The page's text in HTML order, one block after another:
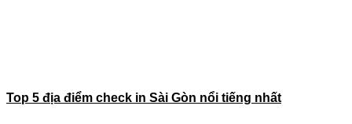
Top 5 địa điểm check in Sài Gòn nổi tiếng nhất